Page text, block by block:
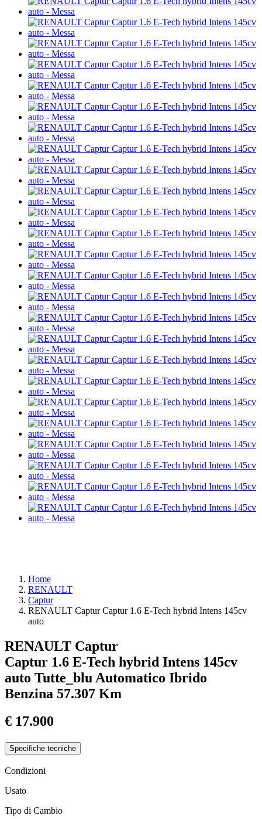
Home
RENAULT
Captur
RENAULT Captur Captur 1.6 E-Tech hybrid Intens 145cv
auto
RENAULT Captur
Captur 1.6 E-Tech hybrid Intens 145cv
auto Tutte_bluAutomatico Ibrido
Benzina 57.307 Km
€ 17.900
Specifiche tecniche
Condizioni
Usato
Tipo di Cambio